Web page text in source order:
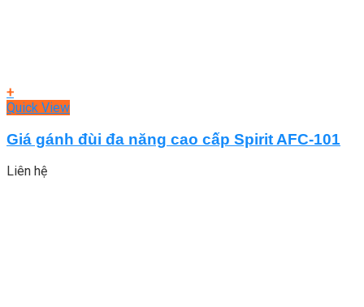
+
Quick View
Giá gánh đùi đa năng cao cấp Spirit AFC-101
Liên hệ